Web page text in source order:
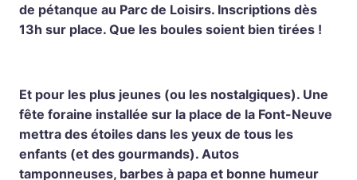
de pétanque au Parc de Loisirs. Inscriptions dès
13h sur place. Que les boules soient bien tirées !
Et pour les plus jeunes (ou les nostalgiques). Une
fête foraine installée sur la place de la Font-Neuve
mettra des étoiles dans les yeux de tous les
enfants (et des gourmands). Autos
tamponneuses, barbes à papa et bonne humeur